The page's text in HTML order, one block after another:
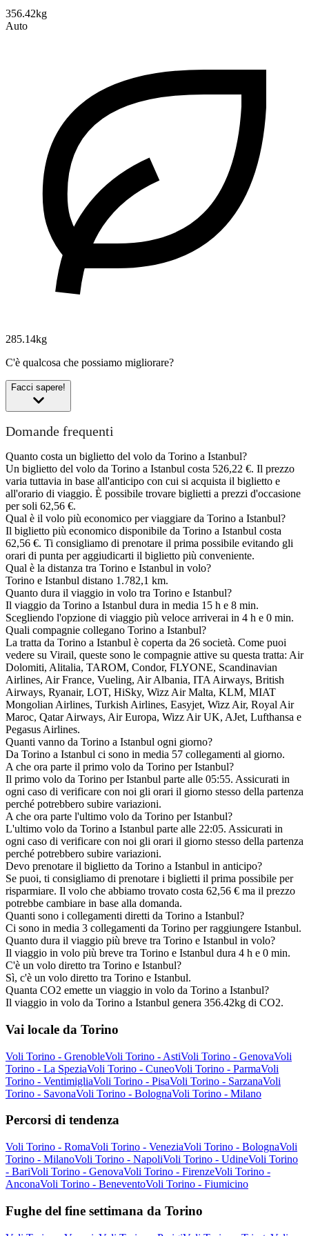
356.42kg
Auto
285.14kg
C'è qualcosa che possiamo migliorare?
Facci sapere!
Domande frequenti
Quanto costa un biglietto del volo da Torino a Istanbul?
Un biglietto del volo da Torino a Istanbul costa 526,22 €. Il prezzo
varia tuttavia in base all'anticipo con cui si acquista il biglietto e
all'orario di viaggio. È possibile trovare biglietti a prezzi d'occasione
per soli 62,56 €.
Qual è il volo più economico per viaggiare da Torino a Istanbul?
Il biglietto più economico disponibile da Torino a Istanbul costa
62,56 €. Ti consigliamo di prenotare il prima possibile evitando gli
orari di punta per aggiudicarti il biglietto più conveniente.
Qual è la distanza tra Torino e Istanbul in volo?
Torino e Istanbul distano 1.782,1 km.
Quanto dura il viaggio in volo tra Torino e Istanbul?
Il viaggio da Torino a Istanbul dura in media 15 h e 8 min.
Scegliendo l'opzione di viaggio più veloce arriverai in 4 h e 0 min.
Quali compagnie collegano Torino a Istanbul?
La tratta da Torino a Istanbul è coperta da 26 società. Come puoi
vedere su Virail, queste sono le compagnie attive su questa tratta: Air
Dolomiti, Alitalia, TAROM, Condor, FLYONE, Scandinavian
Airlines, Air France, Vueling, Air Albania, ITA Airways, British
Airways, Ryanair, LOT, HiSky, Wizz Air Malta, KLM, MIAT
Mongolian Airlines, Turkish Airlines, Easyjet, Wizz Air, Royal Air
Maroc, Qatar Airways, Air Europa, Wizz Air UK, AJet, Lufthansa e
Pegasus Airlines.
Quanti vanno da Torino a Istanbul ogni giorno?
Da Torino a Istanbul ci sono in media 57 collegamenti al giorno.
A che ora parte il primo volo da Torino per Istanbul?
Il primo volo da Torino per Istanbul parte alle 05:55. Assicurati in
ogni caso di verificare con noi gli orari il giorno stesso della partenza
perché potrebbero subire variazioni.
A che ora parte l'ultimo volo da Torino per Istanbul?
L'ultimo volo da Torino a Istanbul parte alle 22:05. Assicurati in
ogni caso di verificare con noi gli orari il giorno stesso della partenza
perché potrebbero subire variazioni.
Devo prenotare il biglietto da Torino a Istanbul in anticipo?
Se puoi, ti consigliamo di prenotare i biglietti il prima possibile per
risparmiare. Il volo che abbiamo trovato costa 62,56 € ma il prezzo
potrebbe cambiare in base alla domanda.
Quanti sono i collegamenti diretti da Torino a Istanbul?
Ci sono in media 3 collegamenti da Torino per raggiungere Istanbul.
Quanto dura il viaggio più breve tra Torino e Istanbul in volo?
Il viaggio in volo più breve tra Torino e Istanbul dura 4 h e 0 min.
C'è un volo diretto tra Torino e Istanbul?
Sì, c'è un volo diretto tra Torino e Istanbul.
Quanta CO2 emette un viaggio in volo da Torino a Istanbul?
Il viaggio in volo da Torino a Istanbul genera 356.42kg di CO2.
Vai locale da Torino
Voli Torino - GrenobleVoli Torino - AstiVoli Torino - GenovaVoli
Torino - La SpeziaVoli Torino - CuneoVoli Torino - ParmaVoli
Torino - VentimigliaVoli Torino - PisaVoli Torino - SarzanaVoli
Torino - SavonaVoli Torino - BolognaVoli Torino - Milano
Percorsi di tendenza
Voli Torino - RomaVoli Torino - VeneziaVoli Torino - BolognaVoli
Torino - MilanoVoli Torino - NapoliVoli Torino - UdineVoli Torino
- BariVoli Torino - GenovaVoli Torino - FirenzeVoli Torino -
AnconaVoli Torino - BeneventoVoli Torino - Fiumicino
Fughe del fine settimana da Torino